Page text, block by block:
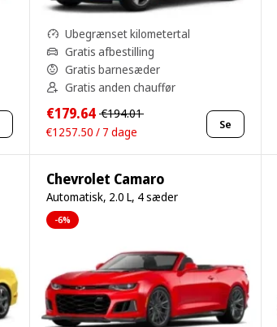
Ubegrænset kilometertal
Gratis afbestilling
Gratis barnesæder
Gratis anden chauffør
€179.64 €194.01
€1257.50 / 7 dage
Se
Chevrolet Camaro
Automatisk, 2.0 L, 4 sæder
-6%